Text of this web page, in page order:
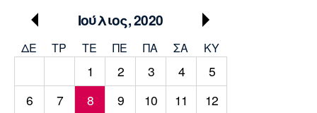
Running
Ιωνικός Κηφισιά Πανσερραϊκός
Ιούλιος, 2020
ΔΕ ΤΡ TΕ ΠΕ ΠΑ ΣΑ ΚΥ
1 2 3 4
5
6
7 8 9 10 11
12